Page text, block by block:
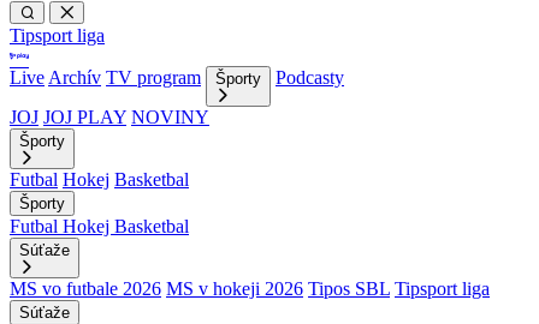
Tipsport liga
Live Archív TV program Športy
Podcasty
JOJ JOJ PLAY NOVINY
Športy
Futbal Hokej Basketbal
Športy
Futbal Hokej Basketbal
Súťaže
MS vo futbale 2026 MS v hokeji 2026 Tipos SBL Tipsport liga
Súťaže